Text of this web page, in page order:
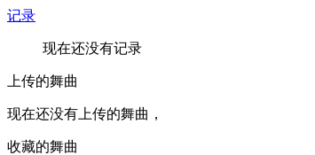
记录
现在还没有记录
上传的舞曲
现在还没有上传的舞曲，
收藏的舞曲